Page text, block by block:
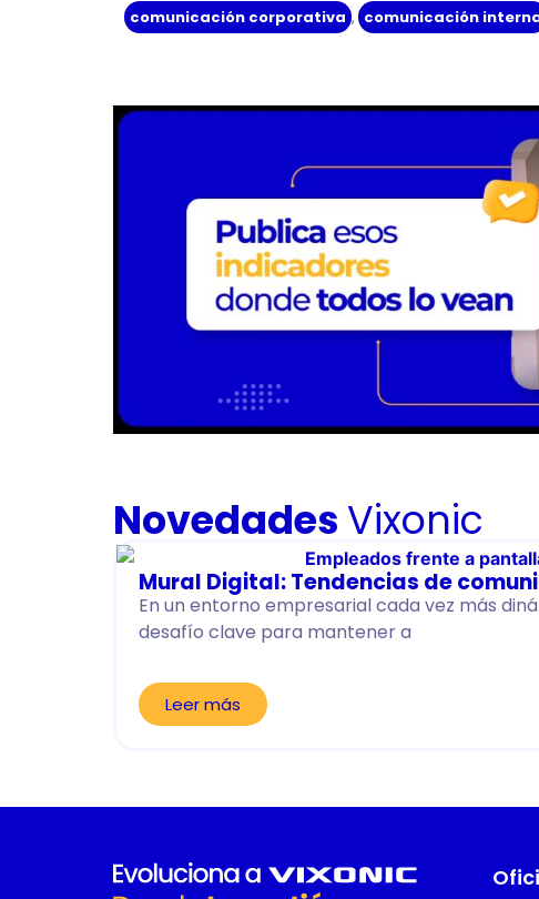
comunicación corporativa , comunicación
Novedades Vixonic
Mural Digital: Tendencias de
En un entorno empresarial cada vez más
desafío clave para mantener a
Leer más